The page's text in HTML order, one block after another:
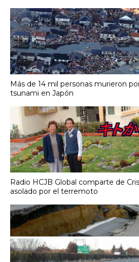
Más de 14 mil personas murieron
tsunami en Japón
Radio HCJB Global comparte de
asolado por el terremoto